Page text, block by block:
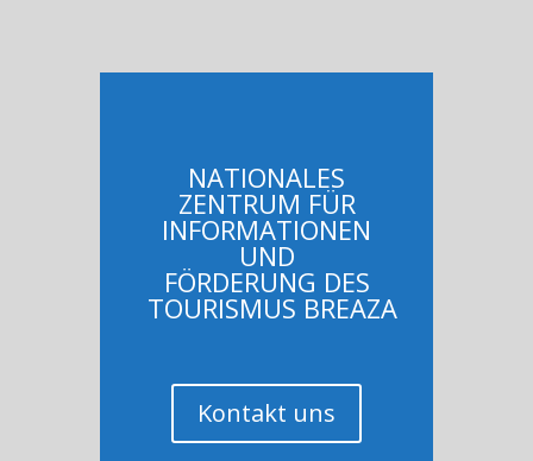
NATIONALES
ZENTRUM FÜR
INFORMATIONEN
UND
FÖRDERUNG DES
TOURISMUS BREAZA
Kontakt uns